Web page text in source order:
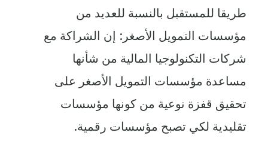
طريقا للمستقبل بالنسبة للعديد من
مؤسسات التمويل الأصغر: إن الشراكة مع
شركات التكنولوجيا المالية من شأنها
مساعدة مؤسسات التمويل الأصغر على
تحقيق قفزة نوعية من كونها مؤسسات
تقليدية لكي تصبح مؤسسات رقمية.